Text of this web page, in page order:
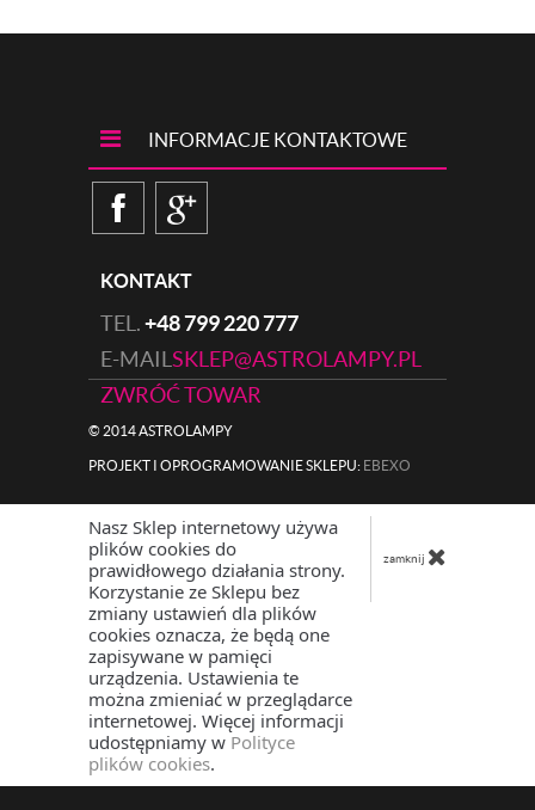
INFORMACJE KONTAKTOWE
KONTAKT
TEL.+48 799 220 777
E-MAIL SKLEP@ASTROLAMPY.PL
ZWRÓĆ TOWAR
© 2014 ASTROLAMPY
|
PROJEKT I OPROGRAMOWANIE SKLEPU: EBEXO
Nasz Sklep internetowy używa
plików cookies do
prawidłowego działania strony.
Korzystanie ze Sklepu bez
zmiany ustawień dla plików
cookies oznacza, że będą one
zapisywane w pamięci
urządzenia. Ustawienia te
można zmieniać w przeglądarce
internetowej. Więcej informacji
udostępniamy w Polityce
plików cookies.
zamknij